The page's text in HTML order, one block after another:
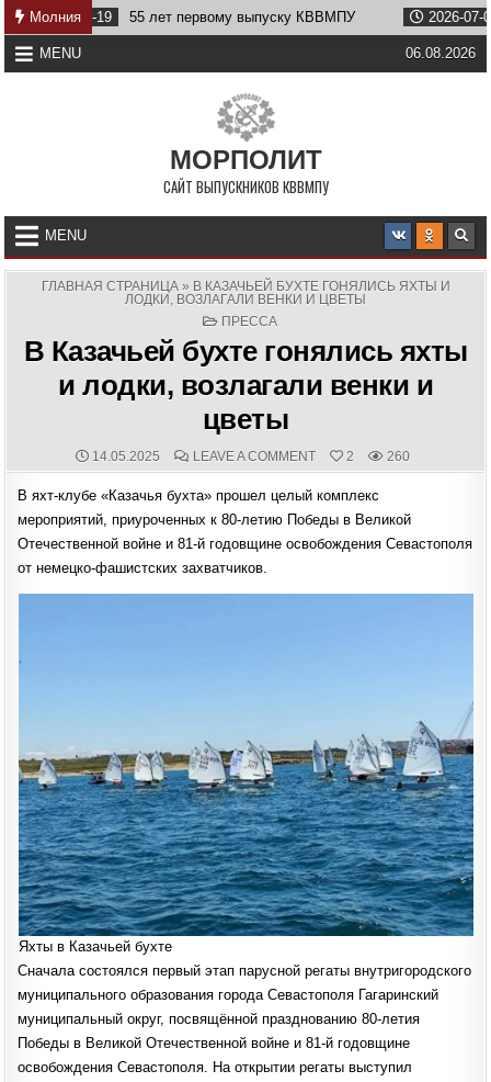
Skip
to
content
Молния
лет первому выпуску КВВМПУ 2026-07-07 Возвращение
MENU 06.08.2026
МОРПОЛИТ
САЙТ ВЫПУСКНИКОВ КВВМПУ
MENU
ГЛАВНАЯ СТРАНИЦА» В КАЗАЧЬЕЙ БУХТЕ ГОНЯЛИСЬ ЯХТЫ И
ЛОДКИ, ВОЗЛАГАЛИ ВЕНКИ И ЦВЕТЫ
POSTED
ПРЕССА
В Казачьей бухте гонялись яхты
и лодки, возлагали венки и
цветы
PUBLISHED
DATE:
14.05.2025 COMMENTS:
LEAVE A COMMENTON
В
БУХТЕ
ЯХТЫ
ЛОДКИ,
2 260
В яхт-клубе «Казачья бухта» прошел целый комплекс
мероприятий, приуроченных к 80-летию Победы в Великой
Отечественной войне и 81-й годовщине освобождения Севастополя
от немецко-фашистских захватчиков.
Яхты в Казачьей бухте
Сначала состоялся первый этап парусной регаты внутригородского
муниципального образования города Севастополя Гагаринский
муниципальный округ, посвящённой празднованию 80-летия
Победы в Великой Отечественной войне и 81-й годовщине
освобождения Севастополя. На открытии регаты выступил